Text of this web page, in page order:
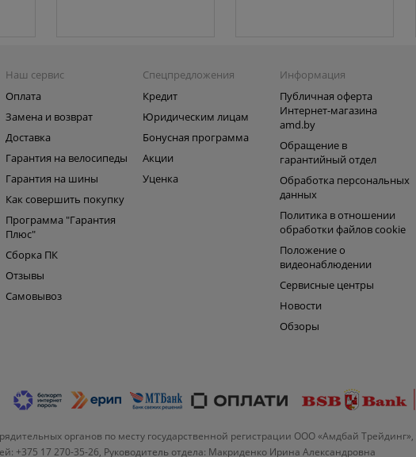
Наш сервис
Оплата
Замена и возврат
Доставка
Гарантия на велосипеды
Гарантия на шины
Как совершить покупку
Программа "Гарантия
Плюс"
Сборка ПК
Отзывы
Самовывоз
Спецпредложения
Кредит
Юридическим лицам
Бонусная программа
Акции
Уценка
Информация
Публичная оферта
Интернет-магазина
amd.by
Обращение в
гарантийный отдел
Обработка персональных
данных
Политика в отношении
обработки файлов cookie
Положение о
видеонаблюдении
Сервисные центры
Новости
Обзоры
органов по месту государственной регистрации ООО «Амдбай
+375 17 270-35-26, Руководитель отдела: Макриденко Ирина Александровна